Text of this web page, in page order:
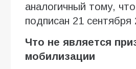
аналогичный тому,
подписан 21 сентября
Что не является
мобилизации